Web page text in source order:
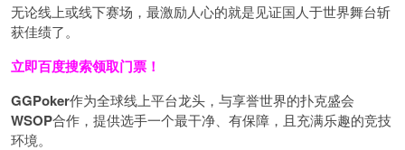
无论线上或线下赛场，最激励人心的就是见证国人于世界舞台斩
获佳绩了。
立即百度搜索领取门票！
GGPoker作为全球线上平台龙头，与享誉世界的扑克盛会
WSOP合作，提供选手一个最干净、有保障，且充满乐趣的竞技
环境。